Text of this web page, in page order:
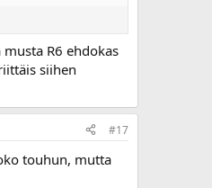
R6 ehdokas
siihen
#17
touhun, mutta